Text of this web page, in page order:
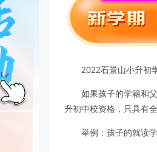
2022石景山小升初
如果孩子的学籍和
升初中校资格，只具有
举例：孩子的就读